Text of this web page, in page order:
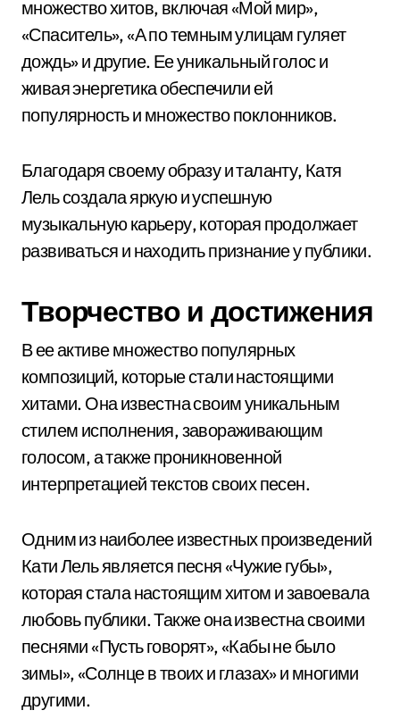
множество хитов, включая «Мой мир»,
«Спаситель», «А по темным улицам гуляет
дождь» и другие. Ее уникальный голос и
живая энергетика обеспечили ей
популярность и множество поклонников.
Благодаря своему образу и таланту, Катя
Лель создала яркую и успешную
музыкальную карьеру, которая продолжает
развиваться и находить признание у публики.
Творчество и достижения
В ее активе множество популярных
композиций, которые стали настоящими
хитами. Она известна своим уникальным
стилем исполнения, завораживающим
голосом, а также проникновенной
интерпретацией текстов своих песен.
Одним из наиболее известных произведений
Кати Лель является песня «Чужие губы»,
которая стала настоящим хитом и завоевала
любовь публики. Также она известна своими
песнями «Пусть говорят», «Кабы не было
зимы», «Солнце в твоих и глазах» и многими
другими.